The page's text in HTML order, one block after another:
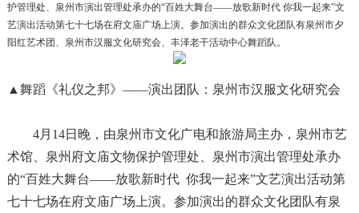
护管理处、泉州市演出管理处承办的“百姓大舞台——放歌新时代 你我一起来”文
艺演出活动第七十七场在府文庙广场上演。参加演出的群众文化团队有泉州市夕
阳红艺术团、泉州市汉服文化研究会、丰泽老干活动中心舞蹈队。
▲舞蹈《礼仪之邦》——演出团队：泉州市汉服文化研究会
4月14日晚，由泉州市文化广电和旅游局主办，泉州市艺
术馆、泉州府文庙文物保护管理处、泉州市演出管理处承办
的“百姓大舞台——放歌新时代 你我一起来”文艺演出活动第
七十七场在府文庙广场上演。参加演出的群众文化团队有泉